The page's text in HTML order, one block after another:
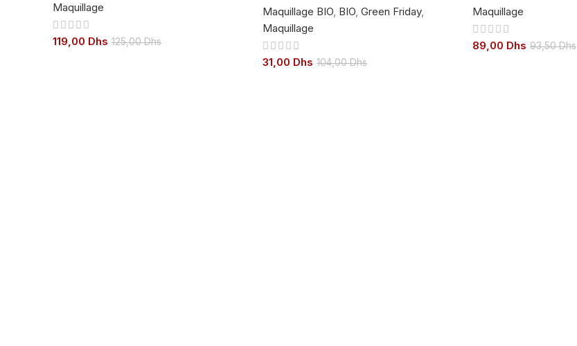
Maquillage
119,00 Dhs 125,00Dhs
Maquillage BIO, BIO, Green Friday,
Maquillage
31,00 Dhs 104,00Dhs
Maquillage
89,00 Dhs 93,50Dhs